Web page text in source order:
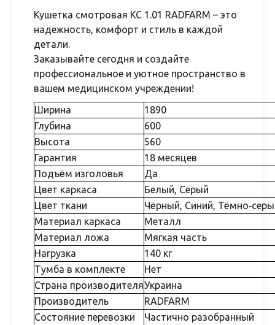
Кушетка смотровая КС 1.01 RADFARM – это
надежность, комфорт и стиль в каждой
детали.
Заказывайте сегодня и создайте
профессиональное и уютное пространство в
вашем медицинском учреждении!
Ширина
1890
Глубина
600
Высота
560
Гарантия
18 месяцев
Подъём изголовья
Да
Цвет каркаса
Белый, Серый
Цвет ткани
Чёрный, Синий,
Материал каркаса
Металл
Материал ложа
Мягкая часть
Нагрузка
140 кг
Тумба в комплекте
Нет
Страна производителяУкраина
Производитель
RADFARM
Состояние перевозки
Частично разобранный